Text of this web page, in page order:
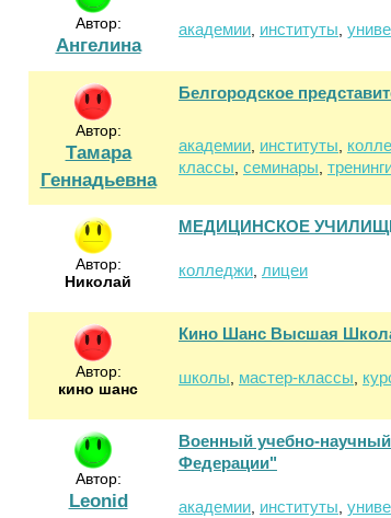
Автор:
Ангелина
академии институты
Автор:
Тамара
Геннадьевна
Белгородское
академии институты
классы семинары
Автор:
Николай
МЕДИЦИНСКОЕ УЧИЛИЩЕ
колледжи лицеи
Автор:
кино шанс
Кино Шанс Высшая
школы мастер-классы
Автор:
Leonid
Военный учебно-
Федерации"
академии институты